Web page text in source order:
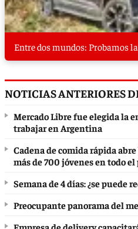
Entre dos mundos: Probamos
NOTICIAS ANTERIORES
Mercado Libre fue elegida la
trabajar en Argentina
Cadena de comida rápida
más de 700 jóvenes en todo el
Semana de 4 días: ¿se puede
Preocupante panorama del